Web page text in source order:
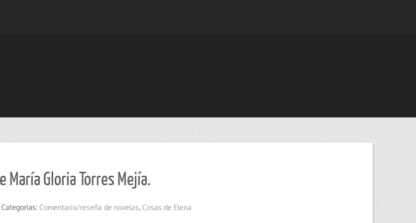
María Gloria Torres Mejía.
Categorias: Comentario/reseña de novelas, Cosas de Elena